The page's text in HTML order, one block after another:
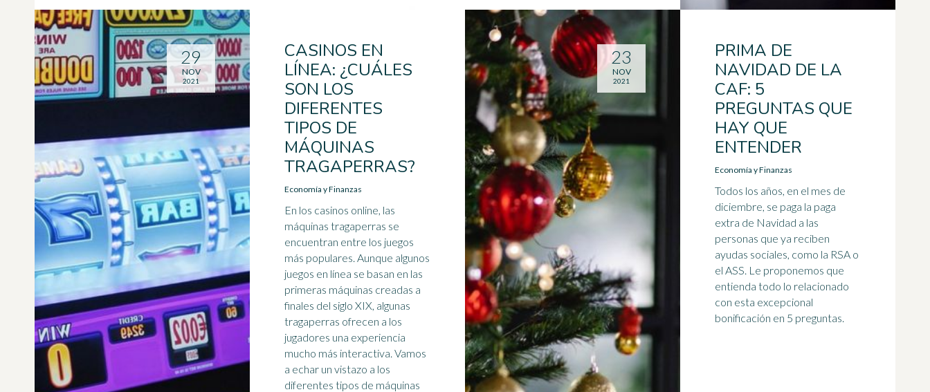
CASINOS EN
LÍNEA: ¿CUÁLES
SON LOS
DIFERENTES
TIPOS DE
MÁQUINAS
TRAGAPERRAS?
Economía y Finanzas
En los casinos online, las
máquinas tragaperras se
encuentran entre los juegos
más populares. Aunque algunos
juegos en línea se basan en las
primeras máquinas creadas a
finales del siglo XIX, algunas
tragaperras ofrecen a los
jugadores una experiencia
mucho más interactiva. Vamos
a echar un vistazo a los
diferentes tipos de máquinas
29
NOV
2021
PRIMA DE
NAVIDAD DE LA
CAF: 5
PREGUNTAS QUE
HAY QUE
ENTENDER
Economía y Finanzas
Todos los años, en el mes de
diciembre, se paga la paga
extra de Navidad a las
personas que ya reciben
ayudas sociales, como la RSA o
el ASS. Le proponemos que
entienda todo lo relacionado
con esta excepcional
bonificación en 5 preguntas.
23
NOV
2021